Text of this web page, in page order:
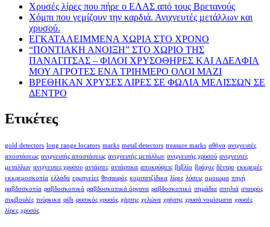
Χρυσές λίρες που πήρε ο ΕΛΑΣ από τους Βρετανούς
Χόμπι που γεμίζουν την καρδιά. Ανιχνευτές μετάλλων και
χρυσού.
ΕΓΚΑΤΑΛΕΙΜΜΕΝΑ ΧΩΡΙΑ ΣΤΟ ΧΡΟΝΟ
“ΠΟΝΤΙΑΚΗ ΑΝΟΙΞΗ” ΣΤΟ ΧΩΡΙΟ ΤΗΣ
ΠΑΝΑΓΙΤΣΑΣ – ΦΙΛΟΙ ΧΡΥΣΟΘΗΡΕΣ ΚΑΙ ΑΔΕΛΦΙΑ
ΜΟΥ ΑΓΡΟΤΕΣ ΕΝΑ ΤΡΙΗΜΕΡΟ ΟΛΟΙ ΜΑΖΙ
ΒΡΕΘΗΚΑΝ ΧΡΥΣΕΣ ΛΙΡΕΣ ΣΕ ΦΩΛΙΑ ΜΕΛΙΣΣΩΝ ΣΕ
ΔΕΝΤΡΟ
Ετικέτες
gold detectors long range locators marks metal detectors treasure marks αθήνα ανιχνευτές
αποστάσεως ανιχνευτής αποστάσεως ανιχνευτής μετάλλων ανιχνευτής χρυσού ανιχνευτες
μεταλλων ανιχνευτες χρυσου αντάρτες αντάρτικα αποκρύψεις βιβλίο βράχος δέντρο εκκρεμές
εκκρεμοσκοπία ελλάδα ερμηνείες θησαυρός κομιτατζίδικα λίρες λύσεις ομοιωμα πηγή
ραβδοσκοπία ραβδοσκοπικά ραβδοσκοπικά όργανα ραβδοσκοπικό σημάδια σπηλιά σταυρός
συμβουλές τούρκικα φίδι φυσικός χρυσός χάρτης χελώνα χρήσης χρυσά νομίσματα χρυσές
λίρες χρυσός